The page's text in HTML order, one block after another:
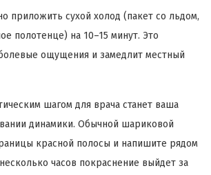
приложить сухой холод (пакет со льдом,
полотенце) на 10–15 минут. Это
ощущения и замедлит местный
шагом для врача станет ваша
динамики. Обычной шариковой
красной полосы и напишите рядом
часов покраснение выйдет за